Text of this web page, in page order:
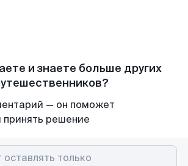
и знаете больше других
— он поможет
принять решение